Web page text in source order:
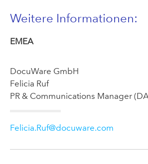
Weitere Informationen:
EMEA
DocuWare GmbH
Felicia Ruf
PR & Communications Manager
Felicia.Ruf@docuware.com